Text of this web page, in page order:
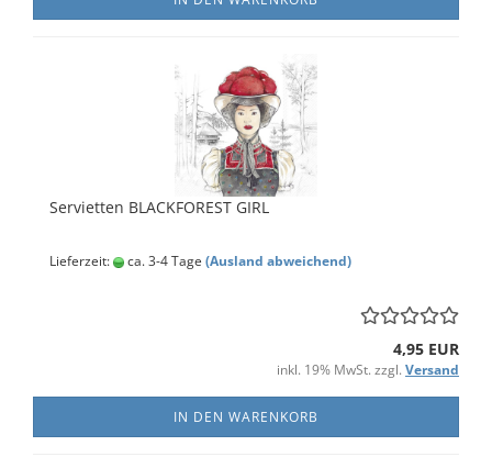
Servietten BLACKFOREST GIRL
Lieferzeit: ca. 3-4 Tage (Ausland abweichend)
4,95 EUR
inkl. 19% MwSt. zzgl. Versand
IN DEN WARENKORB